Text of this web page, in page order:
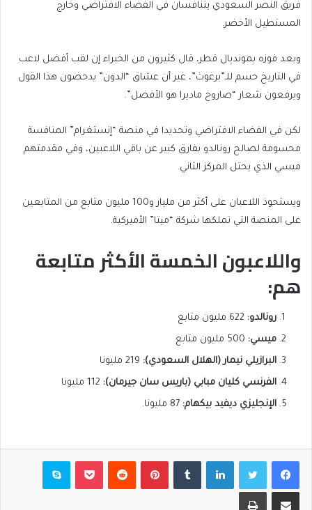
فريق النصر السعودي يتنافسان في الفضاء الافتراضي وخارج
المستطيل الأخضر.
وبعد فوزه بمونديال قطر، قال كثيرون من الخبراء إن لقب أفضل لاعب
في التاريخ حسم للـ”برغوث”، غير أن عشاق “الدون” يدحضون هذا القول
ويرفعون شعار “صاروخ ماديرا هو الأفضل”.
لكن في الفضاء الافتراضي وتحديدا في منصة “إنستغرام” المنافسة
محسومة لصالح رونالدو بفارق كبير عن باقي اللاعبين، وفي مقدمتهم
ميسي الذي يحتل المركز الثاني.
ويستحوذ اللاعبان على أكثر من مليار و100 مليون متابع من المتابعين
على المنصة التي تملكها شركة “ميتا” الأميركية.
واللاعبون الخمسة الأكثر متابعة
هم:
رونالدو:
ميسي:
البرازيلي نيمار (الهلال السعودي):
الفرنسي كليان مبابي (باريس سان جيرمان):
الإنجليزي ديفيد بيكهام:
فيسبوكتويتر لينكدإن بينتيريست بوكيت سكايب
مشاركة عبر البريد طباعة